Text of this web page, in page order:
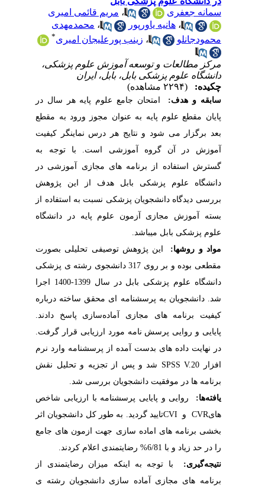
سمانه جعفری
،مریم قائمی امیری
،هانیه یاورپور ،محمدمهدی
محمودجانلو
،زینب پورعلیجان امیری
مرکز مطالعات و توسعه آموزش علوم پزشکی،
دانشگاه علوم پزشکی بابل، بابل، ایران
چکیده:
سابقه و هدف:
امتحان جامع علوم پایه هر سال در
پایان مقطع علوم پایه به عنوان مجوز ورود به مقطع
بعد برگزار می شود و نتایج هر درس نماینگر کیفیت
آموزش
در آن گروه آموزشی است. با توجه به
گسترش استفاده از برنامه های مجازی آموزشی در
دانشگاه علوم پزشکی بابل هدف از این پژوهش
بررسی دیدگاه دانشجویان پزشکی نسبت به استفاده از
بسته آموزش مجازی آزمون علوم پایه در دانشگاه
علوم پزشکی بابل می‍باشد.
مواد و روش­ها:
این پژوهش توصیفی تحلیلی بصورت
مقطعی بوده و بر روی 317 دانشجوی رشته ی پزشکی
دانشگاه علوم پزشکی بابل در سال 1399-1400 اجرا
شد. دانشجویان به پرسشنامه ای محقق ساخته درباره
کیفیت برنامه های مجازی آماده‌سازی پاسخ دادند.
پایایی و روایی پرسش نامه مورد ارزیابی قرار گرفت.
در نهایت داده های بدست آمده از پرسشنامه وارد نرم
افزار SPSS V.20
شد و پس از تجزیه و تحلیل نقش
برنامه ها در موفقیت دانشجویان بررسی شد.
یافته‌ها:
روایی و پایایی پرسشنامه با ارزیابی شاخص
هایCVR و CVI تایید گردید. به طور کل دانشجویان اثر
بخشی برنامه های اماده سازی جهت ازمون های جامع
را در حد زیاد و با 6/81% رضایتمندی اعلام کردند.
نتیجه‌گیری:با توجه به اینکه میزان رضایتمندی از
برنامه های مجازی آماده سازی دانشجویان رشته ی